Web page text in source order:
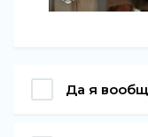
Да я